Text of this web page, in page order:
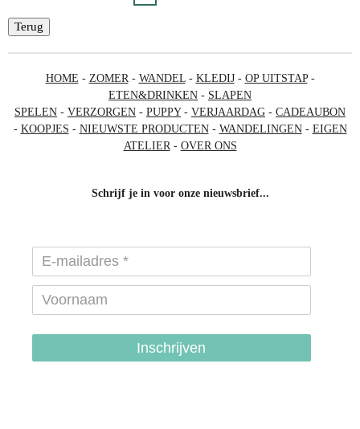
Terug
HOME - ZOMER- WANDEL- KLEDIJ- OP UITSTAP-
ETEN&DRINKEN - SLAPEN
SPELEN - VERZORGEN - PUPPY- VERJAARDAG - CADEAUBON
- KOOPJES - NIEUWSTE PRODUCTEN- WANDELINGEN- EIGEN
ATELIER- OVER ONS
Schrijf je in voor onze nieuwsbrief...
Inschrijven